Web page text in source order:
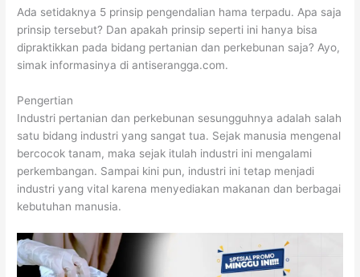
Ada setidaknya 5 prinsip pengendalian hama terpadu. Apa saja
prinsip tersebut? Dan apakah prinsip seperti ini hanya bisa
dipraktikkan pada bidang pertanian dan perkebunan saja? Ayo,
simak informasinya di antiserangga.com.
Pengertian
Industri pertanian dan perkebunan sesungguhnya adalah salah
satu bidang industri yang sangat tua. Sejak manusia mengenal
bercocok tanam, maka sejak itulah industri ini mengalami
perkembangan. Sampai kini pun, industri ini tetap menjadi
industri yang vital karena menyediakan makanan dan berbagai
kebutuhan manusia.